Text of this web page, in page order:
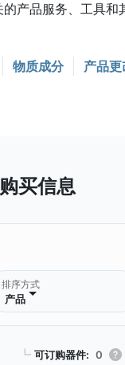
产品服务、工具和
物质成分 产品
买信息
排序方式
产品
┗ 可订购器件: 0